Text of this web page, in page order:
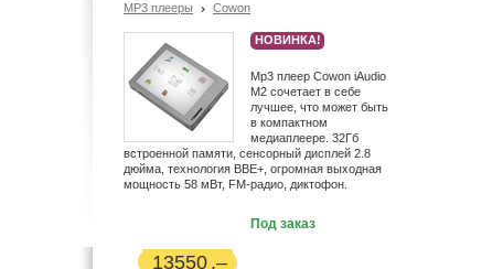
MP3 плееры Cowon
НОВИНКА!
Mp3 плеер Cowon iAudio
М2 сочетает в себе
лучшее, что может быть
в компактном
медиаплеере. 32Гб
встроенной памяти, сенсорный дисплей 2.8
дюйма, технология BBE+, огромная выходная
мощность 58 мВт, FM-радио, диктофон.
Под заказ
13550